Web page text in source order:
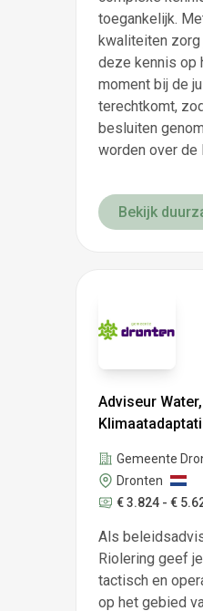
toegankelijk.
kwaliteiten zorg
deze kennis op
moment bij de
terechtkomt,
besluiten
worden over de
Bekijk
Adviseur
Gemeente
Dronten
€ 3.824 - €
Als
Riolering geef
tactisch en
op het gebied